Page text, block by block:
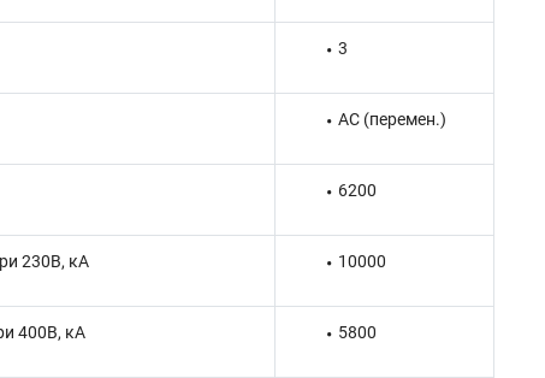
3
AC (перемен.)
6200
230В, кА 10000
400В, кА 5800